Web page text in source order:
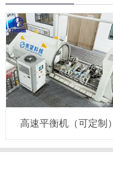
高速平衡机（可定制）